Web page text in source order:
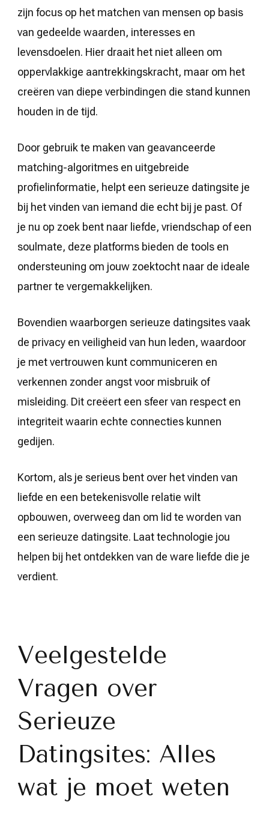
zijn focus op het matchen van mensen op basis
van gedeelde waarden, interesses en
levensdoelen. Hier draait het niet alleen om
oppervlakkige aantrekkingskracht, maar om het
creëren van diepe verbindingen die stand kunnen
houden in de tijd.
Door gebruik te maken van geavanceerde
matching-algoritmes en uitgebreide
profielinformatie, helpt een serieuze datingsite je
bij het vinden van iemand die echt bij je past. Of
je nu op zoek bent naar liefde, vriendschap of een
soulmate, deze platforms bieden de tools en
ondersteuning om jouw zoektocht naar de ideale
partner te vergemakkelijken.
Bovendien waarborgen serieuze datingsites vaak
de privacy en veiligheid van hun leden, waardoor
je met vertrouwen kunt communiceren en
verkennen zonder angst voor misbruik of
misleiding. Dit creëert een sfeer van respect en
integriteit waarin echte connecties kunnen
gedijen.
Kortom, als je serieus bent over het vinden van
liefde en een betekenisvolle relatie wilt
opbouwen, overweeg dan om lid te worden van
een serieuze datingsite. Laat technologie jou
helpen bij het ontdekken van de ware liefde die je
verdient.
Veelgestelde
Vragen over
Serieuze
Datingsites: Alles
wat je moet weten